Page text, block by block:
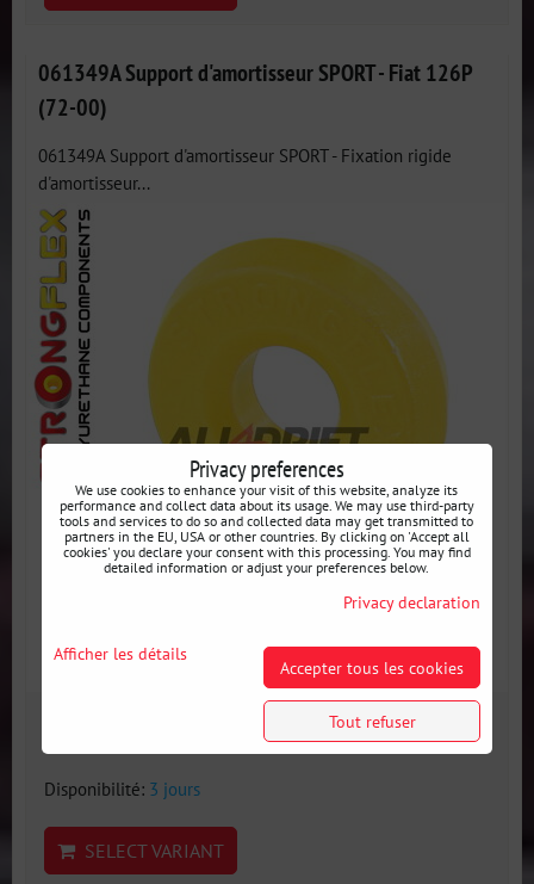
061349A Support d'amortisseur SPORT - Fiat 126P
(72-00)
061349A Support d'amortisseur SPORT - Fixation rigide
d'amortisseur...
Disponibilité: 3 jours
SELECT VARIANT
Privacy preferences
We use cookies to enhance your visit of this website, analyze its
performance and collect data about its usage. We may use third-party
tools and services to do so and collected data may get transmitted to
partners in the EU, USA or other countries. By clicking on 'Accept all
cookies' you declare your consent with this processing. You may find
detailed information or adjust your preferences below.
Privacy declaration
Afficher les détails
Accepter tous les cookies
Tout refuser